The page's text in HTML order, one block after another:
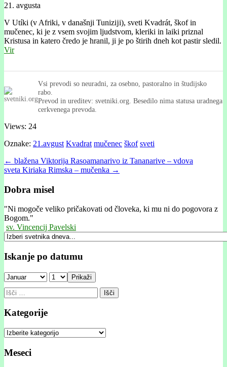
21. avgusta
V Utíki (v Afriki, v današnji Tunizĳi), sveti Kvadrát, škof in
mučenec, ki je z vsem svojim ljudstvom, kleriki in laiki priznal
Kristusa in katero čredo je hranil, ji je po štirih dneh kot pastir sledil.
Vir
Vsi prevodi so neuradni, za osebno, pastoralno in študijsko
rabo.
Prevod in ureditev: svetniki.org. Besedilo nima statusa uradnega
cerkvenega prevoda.
Views: 24
Oznake: 21.avgust Kvadrat mučenec škof sveti
Post
navigation
← blažena Viktorija Rasoamanarivo iz Tananarive – vdova
sveta Kiriaka Rimska – mučenka →
Dobra misel
"Ni mogoče veliko pričakovati od človeka, ki mu ni do pogovora z
Bogom."
sv. Vincencij Pavelski
Iskanje po datumu
Prikaži
Išči:
Kategorije
Kategorije
Meseci